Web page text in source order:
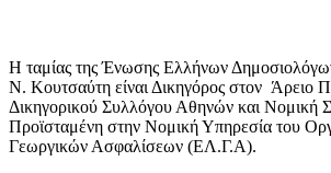
Η ταμίας της Ένωσης Ελλήνων
Ν. Κουτσαύτη είναι Δικηγόρος στον Άρειο
Δικηγορικού Συλλόγου Αθηνών και Νομική
Προϊσταμένη στην Νομική Υπηρεσία του
Γεωργικών Ασφαλίσεων (ΕΛ.Γ.Α).